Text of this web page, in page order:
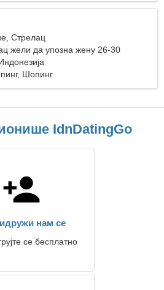
Стрелац
жели да упозна жену 26-30
Шопинг
IdnDatingGo
нам се
се бесплатно